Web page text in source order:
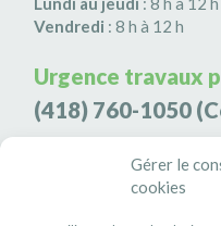
Gérer le
cookies
Vendredi : 8 h à 12 h
Urgence travaux
(418) 760-1050
Agence de
(418) 808-9566